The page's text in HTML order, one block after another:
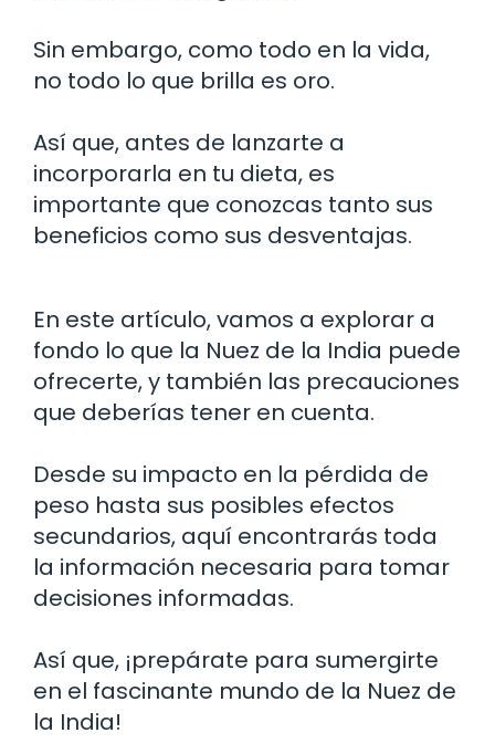
Sin embargo, como todo en la vida,
no todo lo que brilla es oro.
Así que, antes de lanzarte a
incorporarla en tu dieta, es
importante que conozcas tanto sus
beneficios como sus desventajas.
En este artículo, vamos a explorar a
fondo lo que la Nuez de la India puede
ofrecerte, y también las precauciones
que deberías tener en cuenta.
Desde su impacto en la pérdida de
peso hasta sus posibles efectos
secundarios, aquí encontrarás toda
la información necesaria para tomar
decisiones informadas.
Así que, ¡prepárate para sumergirte
en el fascinante mundo de la Nuez de
la India!